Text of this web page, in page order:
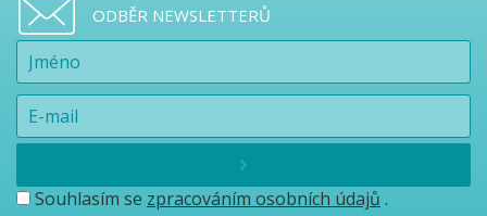
ODBĚR NEWSLETTERŮ
Souhlasím se zpracováním osobních údajů .